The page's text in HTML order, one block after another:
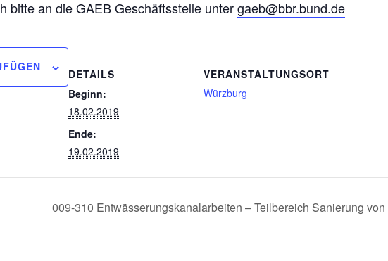
bitte an die GAEB Geschäftsstelle untergaeb@bbr.bund.de
DETAILS
Beginn:
18.02.2019
Ende:
19.02.2019
VERANSTALTUNGSORT
Würzburg
009-310 Entwässerungskanalarbeiten – Teilbereich Sanierung